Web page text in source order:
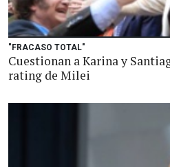
"FRACASO TOTAL"
Cuestionan a Karina y
rating de Milei